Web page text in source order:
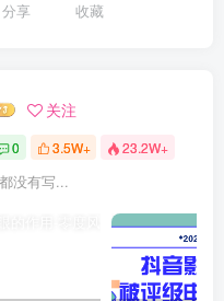
分享 收藏
关注
0 3.5W+ 23.2W+
没有写...